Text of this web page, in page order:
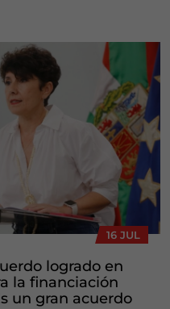
16 JUL
logrado en
la financiación
un gran acuerdo